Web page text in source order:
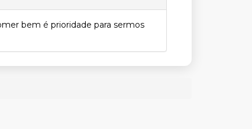
bem é prioridade para sermos